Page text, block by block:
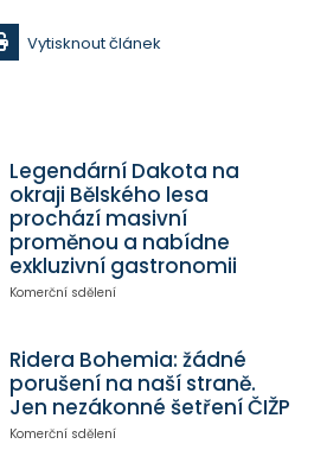
Vytisknout článek
Legendární Dakota na
okraji Bělského lesa
prochází masivní
proměnou a nabídne
exkluzivní gastronomii
Komerční sdělení
Ridera Bohemia: žádné
porušení na naší straně.
Jen nezákonné šetření ČIŽP
Komerční sdělení